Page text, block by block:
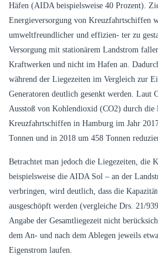
Häfen (AIDA beispielsweise 40 Prozent).
Energieversorgung von Kreuzfahrtschiffen
umweltfreundlicher und effizien- ter zu
Versorgung mit stationärem Landstrom
Kraftwerken und nicht im Hafen an.
während der Liegezeiten im Vergleich zur
Generatoren deutlich gesenkt werden. Laut
Ausstoß von Kohlendioxid (CO2) durch die
Kreuzfahrtschiffen in Hamburg im Jahr
Tonnen und in 2018 um 458 Tonnen
Betrachtet man jedoch die Liegezeiten, die
beispielsweise die AIDA Sol – an der
verbringen, wird deutlich, dass die
ausgeschöpft werden (vergleiche Drs. 21/
Angabe der Gesamtliegezeit nicht
dem An- und nach dem Ablegen jeweils
Eigenstrom laufen.